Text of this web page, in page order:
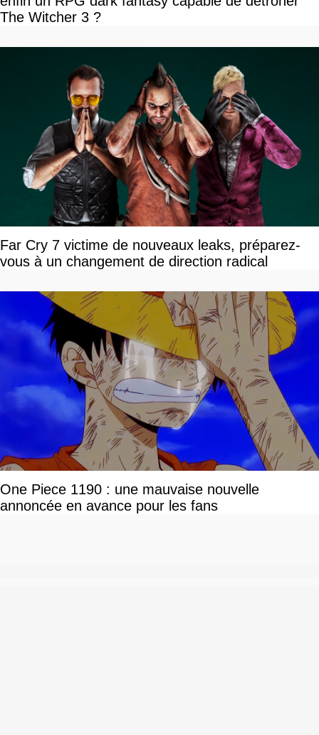
The Witcher 3 ?
Far Cry 7 victime de nouveaux leaks, préparez-
vous à un changement de direction radical
One Piece 1190 : une mauvaise nouvelle
annoncée en avance pour les fans